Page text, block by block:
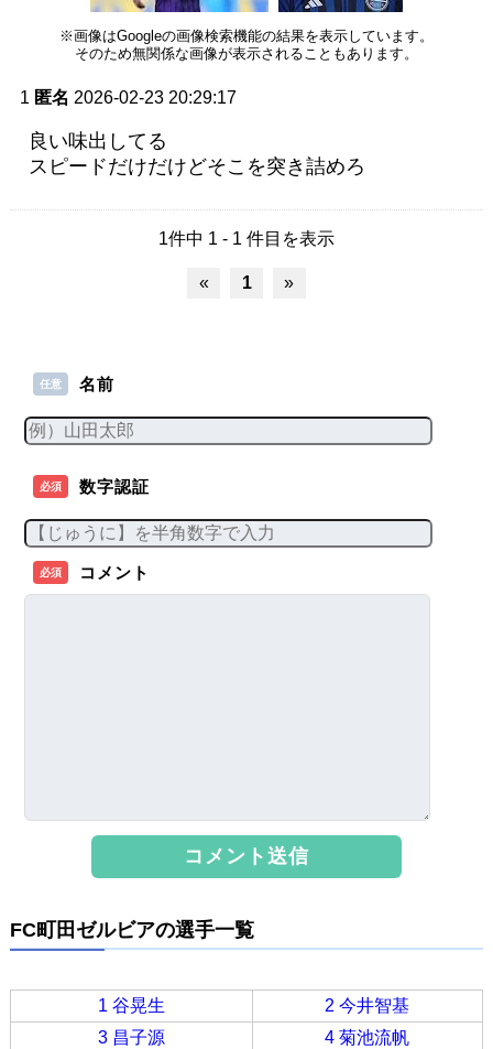
※画像はGoogleの画像検索機能の結果を表示しています。
そのため無関係な画像が表示されることもあります。
1 匿名 2026-02-23 20:29:17
良い味出してる
スピードだけだけどそこを突き詰めろ
1件中 1 - 1 件目を表示
« 1 »
任意 名前
必須 数字認証
必須 コメント
FC町田ゼルビアの選手一覧
1 谷晃生
2 今井智基
3 昌子源
4 菊池流帆